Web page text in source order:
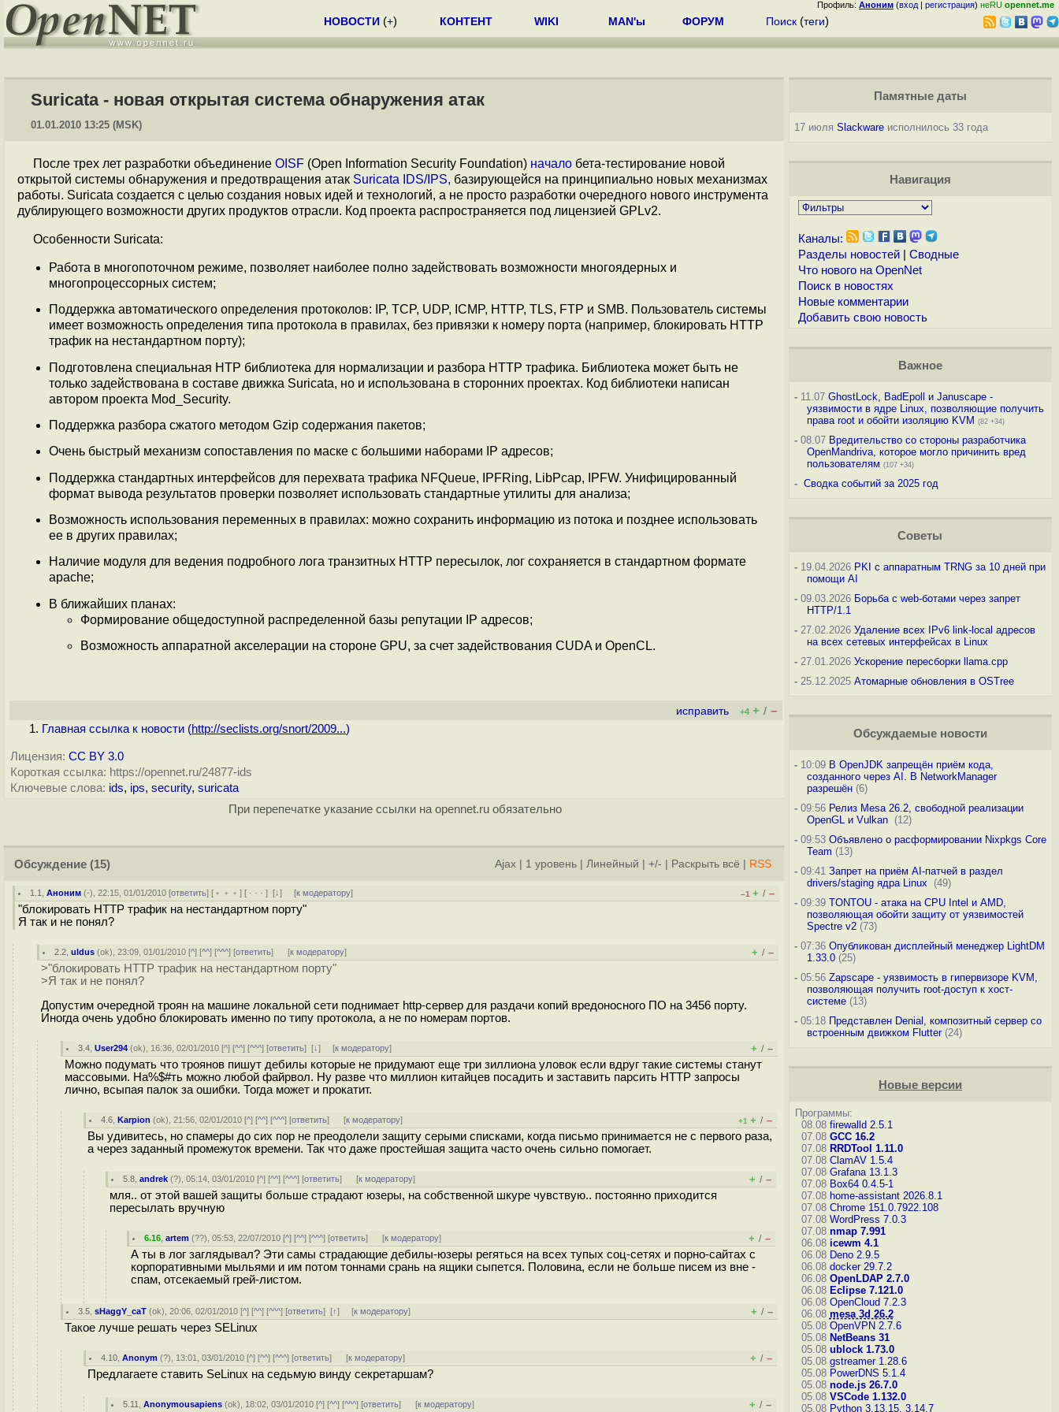
Профиль: Аноним (вход | регистрация) неRU opennet.me
НОВОСТИ (+) КОНТЕНТ WIKI MAN'ы ФОРУМ Поиск (теги)
Suricata - новая открытая система обнаружения атак
01.01.2010 13:25 (MSK)
После трех лет разработки объединение OISF (Open Information Security Foundation) начало бета-тестирование новой
открытой системы обнаружения и предотвращения атак Suricata IDS/IPS, базирующейся на принципиально новых механизмах
работы. Suricata создается с целью создания новых идей и технологий, а не просто разработки очередного нового инструмента
дублирующего возможности других продуктов отрасли. Код проекта распространяется под лицензией GPLv2.
Особенности Suricata:
Работа в многопоточном режиме, позволяет наиболее полно задействовать возможности многоядерных и
многопроцессорных систем;
Поддержка автоматического определения протоколов: IP, TCP, UDP, ICMP, HTTP, TLS, FTP и SMB. Пользователь системы
имеет возможность определения типа протокола в правилах, без привязки к номеру порта (например, блокировать HTTP
трафик на нестандартном порту);
Подготовлена специальная HTP библиотека для нормализации и разбора HTTP трафика. Библиотека может быть не
только задействована в составе движка Suricata, но и использована в сторонних проектах. Код библиотеки написан
автором проекта Mod_Security.
Поддержка разбора сжатого методом Gzip содержания пакетов;
Очень быстрый механизм сопоставления по маске с большими наборами IP адресов;
Поддержка стандартных интерфейсов для перехвата трафика NFQueue, IPFRing, LibPcap, IPFW. Унифицированный
формат вывода результатов проверки позволяет использовать стандартные утилиты для анализа;
Возможность использования переменных в правилах: можно сохранить информацию из потока и позднее использовать
ее в других правилах;
Наличие модуля для ведения подробного лога транзитных HTTP пересылок, лог сохраняется в стандартном формате
apache;
В ближайших планах:
Формирование общедоступной распределенной базы репутации IP адресов;
Возможность аппаратной акселерации на стороне GPU, за счет задействования CUDA и OpenCL.
исправить +4 + / –
Главная ссылка к новости (http://seclists.org/snort/2009...)
Лицензия: CC BY 3.0
Короткая ссылка: https://opennet.ru/24877-ids
Ключевые слова: ids, ips, security, suricata
При перепечатке указание ссылки на opennet.ru обязательно
Обсуждение (15) Ajax 1 уровень Линейный +/- Раскрыть всё RSS
1.1 ,Аноним (-), 22:15, 01/01/2010 [ответить] [ ﹢﹢﹢] [ · · ·][↓] [к модератору] –1 + / –
"блокировать HTTP трафик на нестандартном порту"
Я так и не понял?
2.2 ,uldus (ok), 23:09, 01/01/2010 [^] [^^] [^^^] [ответить] [к модератору] + / –
>"блокировать HTTP трафик на нестандартном порту"
>Я так и не понял?
Допустим очередной троян на машине локальной сети поднимает http-сервер для раздачи копий вредоносного ПО на 3456 порту.
Иногда очень удобно блокировать именно по типу протокола, а не по номерам портов.
3.4 ,User294 (ok), 16:36, 02/01/2010 [^] [^^] [^^^] [ответить][↓] [к модератору] + / –
Можно подумать что троянов пишут дебилы которые не придумают еще три зиллиона уловок если вдруг такие системы станут
массовыми. На%$#ть можно любой файрвол. Ну разве что миллион китайцев посадить и заставить парсить HTTP запросы
лично, всыпая палок за ошибки. Тогда может и прокатит.
4.6 ,Karpion (ok), 21:56, 02/01/2010 [^] [^^] [^^^] [ответить] [к модератору] +1 + / –
Вы удивитесь, но спамеры до сих пор не преодолели защиту серыми списками, когда письмо принимается не с первого раза,
а через заданный промежуток времени. Так что даже простейшая защита часто очень сильно помогает.
5.8 ,andrek (?), 05:14, 03/01/2010 [^] [^^] [^^^] [ответить] [к модератору] + / –
мля.. от этой вашей защиты больше страдают юзеры, на собственной шкуре чувствую.. постоянно приходится
пересылать вручную
6.16 ,artem (??), 05:53, 22/07/2010 [^] [^^] [^^^] [ответить] [к модератору] + / –
А ты в лог заглядывал? Эти самы страдающие дебилы-юзеры регяться на всех тупых соц-сетях и порно-сайтах с
корпоративными мыльями и им потом тоннами срань на ящики сыпется. Половина, если не больше писем из вне -
спам, отсекаемый грей-листом.
3.5 ,sHaggY_caT (ok), 20:06, 02/01/2010 [^] [^^] [^^^] [ответить][↑] [к модератору] + / –
Такое лучше решать через SELinux
4.10 ,Anonym (?), 13:01, 03/01/2010 [^] [^^] [^^^] [ответить] [к модератору] + / –
Предлагаете ставить SeLinux на седьмую винду секретаршам?
5.11 ,Anonymousapiens (ok), 18:02, 03/01/2010 [^] [^^] [^^^] [ответить] [к модератору] + / –
Памятные даты
17 июля Slackwareисполнилось 33 года
Навигация
Каналы:
Разделы новостей| Сводные
Что нового на OpenNet
Поиск в новостях
Новые комментарии
Добавить свою новость
Важное
-11.07 GhostLock, BadEpoll и Januscape -
уязвимости в ядре Linux, позволяющие получить
права root и обойти изоляцию KVM (82 +34)
-08.07 Вредительство со стороны разработчика
OpenMandriva, которое могло причинить вред
пользователям (107 +34)
- Сводка событий за 2025 год
Советы
-19.04.2026 PKI с аппаратным TRNG за 10 дней при
помощи AI
-09.03.2026 Борьба с web-ботами через запрет
HTTP/1.1
-27.02.2026 Удаление всех IPv6 link-local адресов
на всех сетевых интерфейсах в Linux
-27.01.2026 Ускорение пересборки llama.cpp
-25.12.2025 Атомарные обновления в OSTree
Обсуждаемые новости
-10:09 В OpenJDK запрещён приём кода,
созданного через AI. В NetworkManager
разрешён(6)
-09:56 Релиз Mesa 26.2, свободной реализации
OpenGL и Vulkan (12)
-09:53 Объявлено о расформировании Nixpkgs Core
Team (13)
-09:41 Запрет на приём AI-патчей в раздел
drivers/staging ядра Linux
(49)
-09:39 TONTOU - атака на CPU Intel и AMD,
позволяющая обойти защиту от уязвимостей
Spectre v2(73)
-07:36 Опубликован дисплейный менеджер LightDM
1.33.0(25)
-05:56 Zapscape - уязвимость в гипервизоре KVM,
позволяющая получить root-доступ к хост-
системе(13)
-05:18 Представлен Denial, композитный сервер со
встроенным движком Flutter(24)
Новые версии
Программы:
08.08 firewalld 2.5.1
07.08 GCC 16.2
07.08 RRDTool 1.11.0
07.08 ClamAV 1.5.4
07.08 Grafana 13.1.3
07.08 Box64 0.4.5-1
07.08 home-assistant 2026.8.1
07.08 Chrome 151.0.7922.108
07.08 WordPress 7.0.3
07.08 nmap 7.991
06.08 icewm 4.1
06.08 Deno 2.9.5
06.08 docker 29.7.2
06.08 OpenLDAP 2.7.0
06.08 Eclipse 7.121.0
06.08 OpenCloud 7.2.3
06.08 mesa 3d 26.2
05.08 OpenVPN 2.7.6
05.08 NetBeans 31
05.08 ublock 1.73.0
05.08 gstreamer 1.28.6
05.08 PowerDNS 5.1.4
05.08 node.js 26.7.0
05.08 VSCode 1.132.0
05.08 Python 3.13.15, 3.14.7